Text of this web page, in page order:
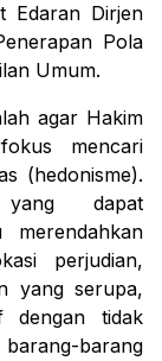
Edaran Dirjen
Pola
Umum.
agar Hakim
mencari
(hedonisme).
dapat
merendahkan
perjudian,
yang serupa,
dengan tidak
barang